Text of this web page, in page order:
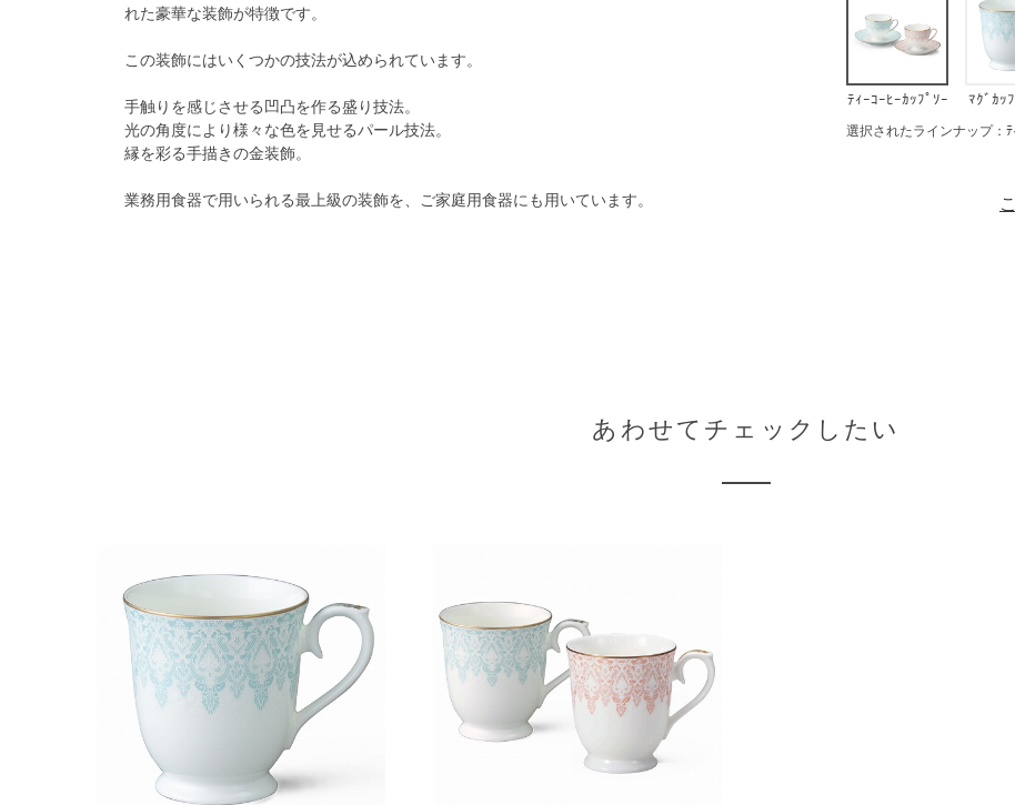
れた豪華な装飾が特徴です。
この装飾にはいくつかの技法が込められています。
手触りを感じさせる凹凸を作る盛り技法。
光の角度により様々な色を見せるパール技法。
縁を彩る手描きの金装飾。
業務用食器で用いられる最上級の装飾を、ご家庭用食器にも用いています。
ﾃｨｰｺｰﾋｰｶｯﾌﾟｿｰ
ﾏｸﾞｶｯ
選択されたラインナップ：ﾃ
あわせてチェックしたい